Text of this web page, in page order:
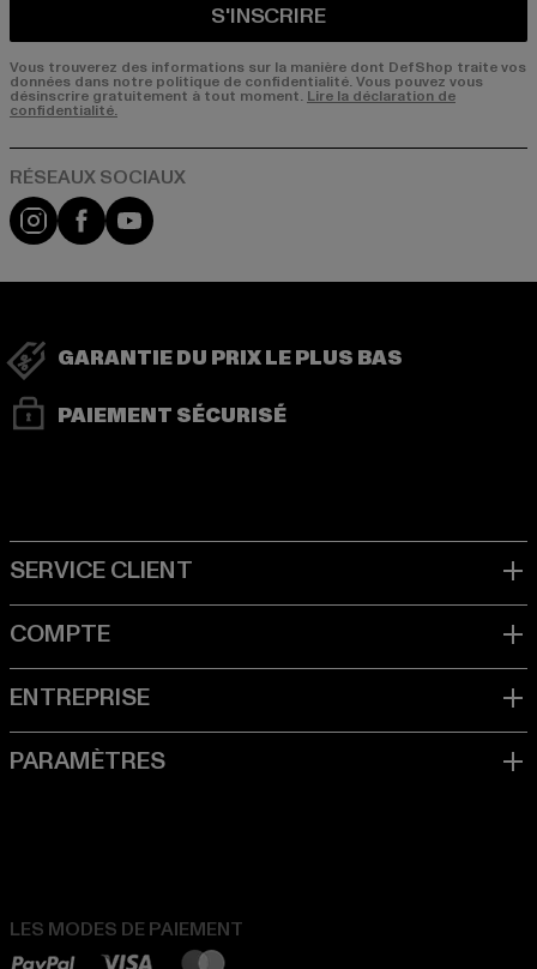
S'INSCRIRE
Vous trouverez des informations sur la manière dont DefShop traite vos
données dans notre politique de confidentialité. Vous pouvez vous
désinscrire gratuitement à tout moment. Lire la déclaration de
confidentialité.
Visit our Instagram page:
Visit our Facebook page:
Visit our YouTube channel:
GARANTIE DU PRIX LE PLUS BAS
PAIEMENT SÉCURISÉ
LES MODES DE PAIEMENT